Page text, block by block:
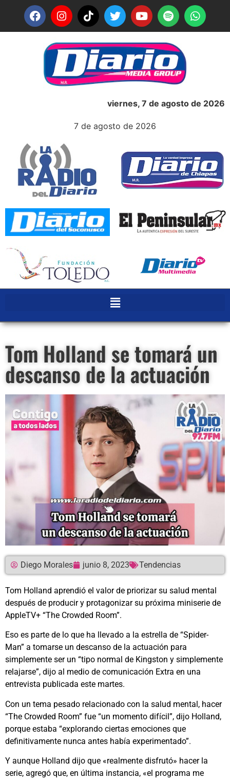
viernes, 7 de agosto de 2026
7 de agosto de 2026
Tom Holland se tomará un
descanso de la actuación
Diego Morales junio 8, 2023 Tendencias
Tom Holland aprendió el valor de priorizar su salud mental
después de producir y protagonizar su próxima miniserie de
AppleTV+ “The Crowded Room”.
Eso es parte de lo que ha llevado a la estrella de “Spider-
Man” a tomarse un descanso de la actuación para
simplemente ser un “tipo normal de Kingston y simplemente
relajarse”, dijo al medio de comunicación Extra en una
entrevista publicada este martes.
Con un tema pesado relacionado con la salud mental, hacer
“The Crowded Room” fue “un momento difícil”, dijo Holland,
porque estaba “explorando ciertas emociones que
definitivamente nunca antes había experimentado”.
Y aunque Holland dijo que «realmente disfrutó» hacer la
serie, agregó que, en última instancia, «el programa me